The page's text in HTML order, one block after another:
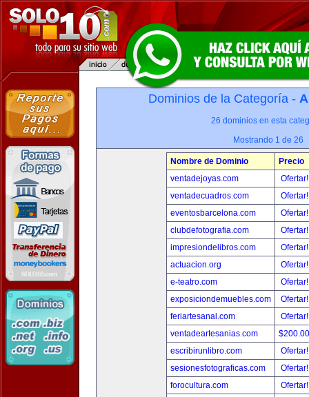
Dominios de la Categoría -
26 dominios en esta
Mostrando 1 de 26
Nombre de Dominio
Precio
ventadejoyas.com
ventadecuadros.com
eventosbarcelona.com
clubdefotografia.com
impresiondelibros.com
actuacion.org
e-teatro.com
exposiciondemuebles.com
feriartesanal.com
ventadeartesanias.com
escribirunlibro.com
sesionesfotograficas.com
forocultura.com